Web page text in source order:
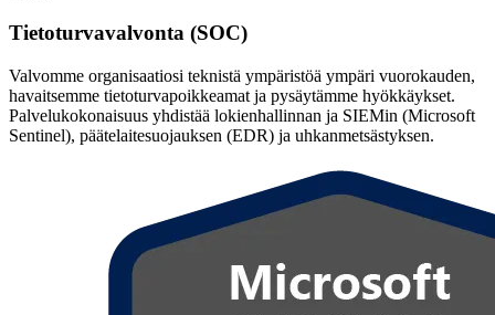
Tietoturvavalvonta (SOC)
Valvomme organisaatiosi teknistä ympäristöä ympäri vuorokauden,
havaitsemme tietoturvapoikkeamat ja pysäytämme hyökkäykset.
Palvelukokonaisuus yhdistää lokienhallinnan ja SIEMin (Microsoft
Sentinel), päätelaitesuojauksen (EDR) ja uhkanmetsästyksen.